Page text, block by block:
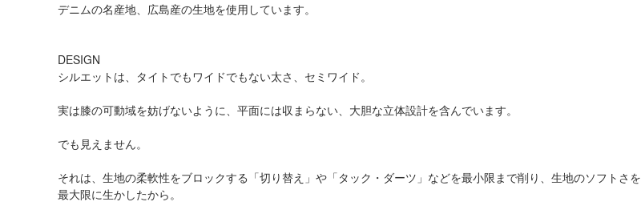
デニムの名産地、広島産の生地を使用しています。
DESIGN
シルエットは、タイトでもワイドでもない太さ、セミワイド。
実は膝の可動域を妨げないように、平面には収まらない、大胆な立体設計を含んでいます。
でも見えません。
それは、生地の柔軟性をブロックする「切り替え」や「タック・ダーツ」などを最小限まで削り、生地のソフトさを
最大限に生かしたから。